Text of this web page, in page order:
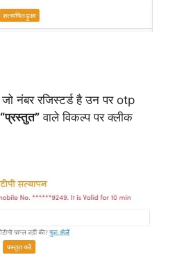
नंबर रजिस्टर्ड है उन पर otp
“प्रस्तुत” वाले विकल्प पर क्लीक